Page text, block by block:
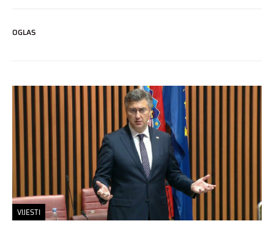
OGLAS
VIJESTI